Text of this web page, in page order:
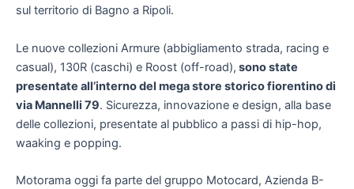
sul territorio di Bagno a Ripoli.
Le nuove collezioni Armure (abbigliamento strada, racing e
casual), 130R (caschi) e Roost (off-road), sono state
presentate all’interno del mega store storico fiorentino di
via Mannelli 79. Sicurezza, innovazione e design, alla base
delle collezioni, presentate al pubblico a passi di hip-hop,
waaking e popping.
Motorama oggi fa parte del gruppo Motocard, Azienda B-